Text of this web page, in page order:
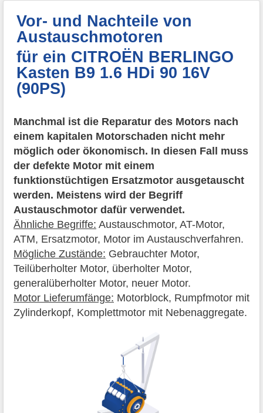
Vor- und Nachteile von
Austauschmotoren
für ein CITROËN BERLINGO
Kasten B9 1.6 HDi 90 16V
(90PS)
Manchmal ist die Reparatur des Motors nach
einem kapitalen Motorschaden nicht mehr
möglich oder ökonomisch. In diesen Fall muss
der defekte Motor mit einem
funktionstüchtigen Ersatzmotor ausgetauscht
werden. Meistens wird der Begriff
Austauschmotor dafür verwendet.
Ähnliche Begriffe: Austauschmotor, AT-Motor,
ATM, Ersatzmotor, Motor im Austauschverfahren.
Mögliche Zustände: Gebrauchter Motor,
Teilüberholter Motor, überholter Motor,
generalüberholter Motor, neuer Motor.
Motor Lieferumfänge: Motorblock, Rumpfmotor mit
Zylinderkopf, Komplettmotor mit Nebenaggregate.